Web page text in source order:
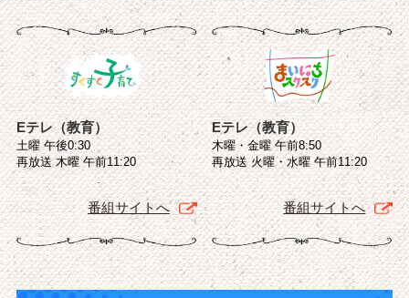
Eテレ（教育）
土曜 午後0:30
再放送 木曜 午前11:20
番組サイトへ
Eテレ（教育）
木曜・金曜 午前8:50
再放送 火曜・水曜 午前11:20
番組サイトへ